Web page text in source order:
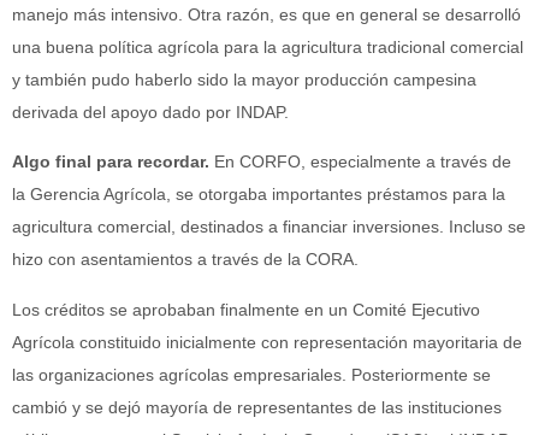
manejo más intensivo. Otra razón, es que en general se desarrolló
una buena política agrícola para la agricultura tradicional comercial
y también pudo haberlo sido la mayor producción campesina
derivada del apoyo dado por INDAP.
Algo final para recordar. En CORFO, especialmente a través de
la Gerencia Agrícola, se otorgaba importantes préstamos para la
agricultura comercial, destinados a financiar inversiones. Incluso se
hizo con asentamientos a través de la CORA.
Los créditos se aprobaban finalmente en un Comité Ejecutivo
Agrícola constituido inicialmente con representación mayoritaria de
las organizaciones agrícolas empresariales. Posteriormente se
cambió y se dejó mayoría de representantes de las instituciones